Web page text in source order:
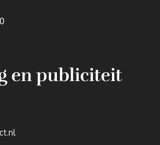
en publiciteit